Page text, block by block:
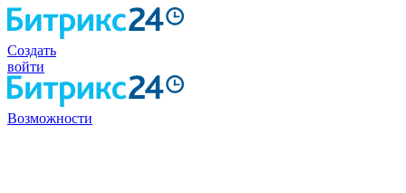
Создать
войти
Возможности